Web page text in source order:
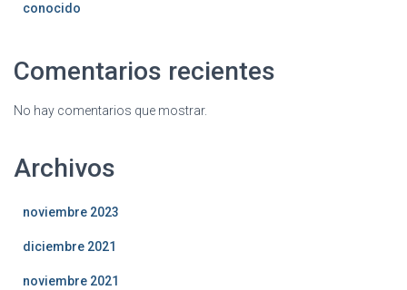
conocido
Comentarios recientes
No hay comentarios que mostrar.
Archivos
noviembre 2023
diciembre 2021
noviembre 2021